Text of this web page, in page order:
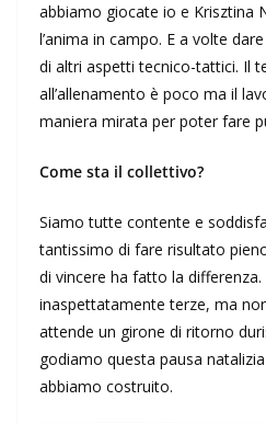
abbiamo giocate io e Krisztina
l’anima in campo. E a volte
di altri aspetti tecnico-tattici. Il
all’allenamento è poco ma il
maniera mirata per poter fare
Come sta il collettivo?
Siamo tutte contente e
tantissimo di fare risultato
di vincere ha fatto la
inaspettatamente terze, ma
attende un girone di ritorno
godiamo questa pausa
abbiamo costruito.